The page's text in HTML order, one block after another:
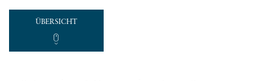
ÜBERSICHT